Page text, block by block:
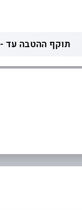
תוקף ההטבה עד - 07.09.2026